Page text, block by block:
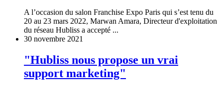
A l’occasion du salon Franchise Expo Paris qui s’est tenu du
20 au 23 mars 2022, Marwan Amara, Directeur d'exploitation
du réseau Hubliss a accepté ...
30 novembre 2021
"Hubliss nous propose un vrai
support marketing"